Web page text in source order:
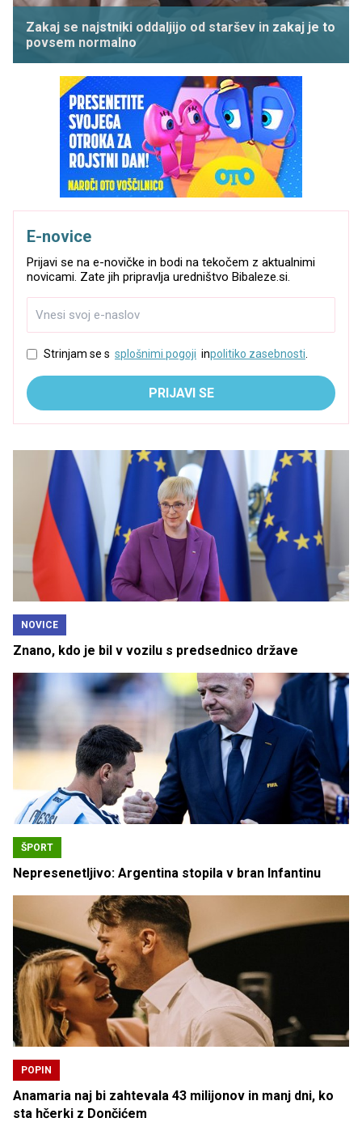
Zakaj se najstniki oddaljijo od staršev in zakaj je to
povsem normalno
E-novice
Prijavi se na e-novičke in bodi na tekočem z aktualnimi
novicami. Zate jih pripravlja uredništvo Bibaleze.si.
Strinjam se s splošnimi pogoji inpolitiko zasebnosti
PRIJAVI SE
NOVICE
Znano, kdo je bil v vozilu s predsednico države
ŠPORT
Nepresenetljivo: Argentina stopila v bran Infantinu
POPIN
Anamaria naj bi zahtevala 43 milijonov in manj dni, ko
sta hčerki z Dončićem